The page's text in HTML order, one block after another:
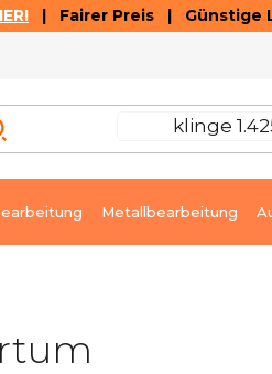
| Fairer Preis | Günstige
Metallbearbeitung